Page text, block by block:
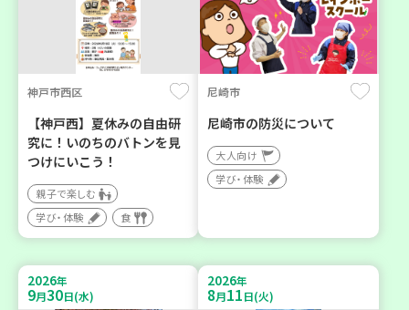
神戸市西区
【神戸西】夏休みの自由研
究に！いのちのバトンを見
つけにいこう！
親子で楽しむ
学び・体験
食
尼崎市
尼崎市の防災について
大人向け
学び・体験
2026年
9月30日(水)
2026年
8月11日(火)